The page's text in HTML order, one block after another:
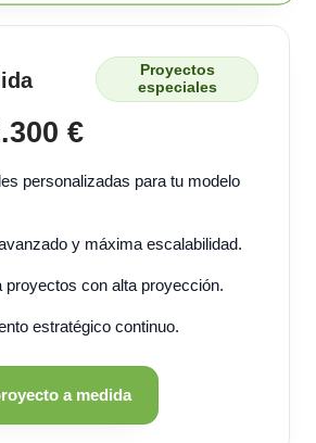
Proyectos
especiales
€
personalizadas para tu modelo
y máxima escalabilidad.
proyectos con alta proyección.
estratégico continuo.
a medida